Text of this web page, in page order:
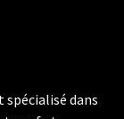
spécialisé dans